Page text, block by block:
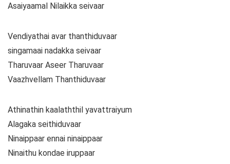
Asaiyaamal Nilaikka seivaar
Vendiyathai avar thanthiduvaar
singamaai nadakka seivaar
Tharuvaar Aseer Tharuvaar
Vaazhvellam Thanthiduvaar
Athinathin kaalaththil yavattraiyum
Alagaka seithiduvaar
Ninaippaar ennai ninaippaar
Ninaithu kondae iruppaar